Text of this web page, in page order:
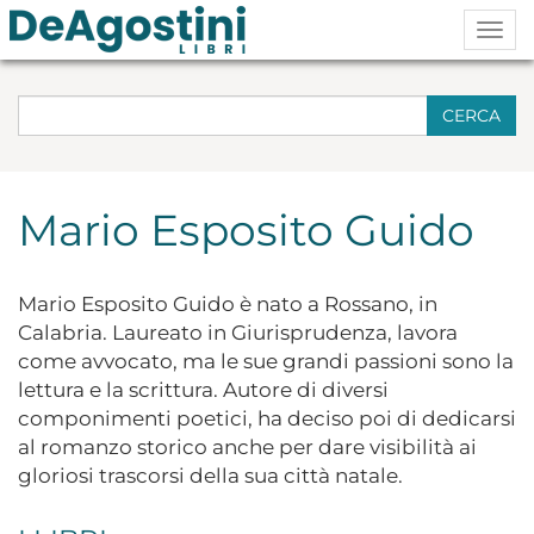
CERCA
Mario Esposito Guido
Mario Esposito Guido è nato a Rossano, in
Calabria. Laureato in Giurisprudenza, lavora
come avvocato, ma le sue grandi passioni sono la
lettura e la scrittura. Autore di diversi
componimenti poetici, ha deciso poi di dedicarsi
al romanzo storico anche per dare visibilità ai
gloriosi trascorsi della sua città natale.